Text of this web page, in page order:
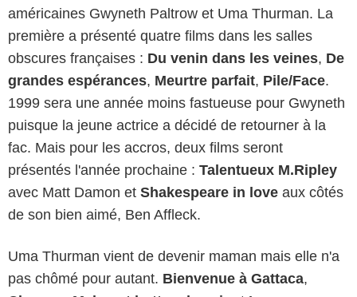
américaines Gwyneth Paltrow et Uma Thurman. La
première a présenté quatre films dans les salles
obscures françaises : Du venin dans les veines, De
grandes espérances, Meurtre parfait, Pile/Face.
1999 sera une année moins fastueuse pour Gwyneth
puisque la jeune actrice a décidé de retourner à la
fac. Mais pour les accros, deux films seront
présentés l'année prochaine : Talentueux M.Ripley
avec Matt Damon et Shakespeare in love aux côtés
de son bien aimé, Ben Affleck.
Uma Thurman vient de devenir maman mais elle n'a
pas chômé pour autant. Bienvenue à Gattaca,